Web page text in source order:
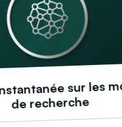
sur les
de recherche